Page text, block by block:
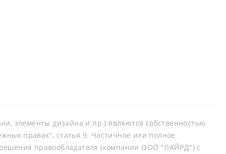
элементы дизайна и пр.) являются собственностью
правах", статья 9. Частичное или полное
правообладателя (компании ООО "ЛАЙРД") с